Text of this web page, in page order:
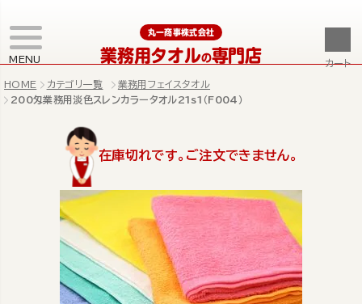
MENU
丸一商事株式会社
業務用タオルの専門店 カート
HOME カテゴリ一覧
業務用フェイスタオル
200匁業務用淡色スレンカラータオル21s1（F004）
在庫切れです。ご注文できません。